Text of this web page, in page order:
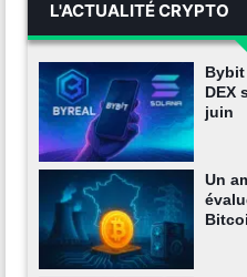
L'ACTUALITÉ CRYPTO
DEX
juin
Un